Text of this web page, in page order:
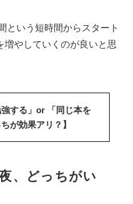
という短時間からスタート
増やしていくのが良いと思
強する」or 「同じ本を
が効果アリ？】
、どっちがい